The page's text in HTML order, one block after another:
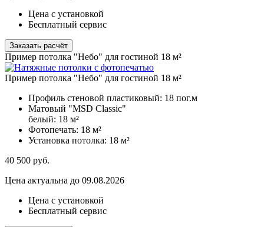
Цена с установкой
Бесплатный сервис
Заказать расчёт
Пример потолка "Небо" для гостиной 18 м²
Пример потолка "Небо" для гостиной 18 м²
Профиль стеновой пластиковый: 18 пог.м
Матовый "MSD Classic"
белый: 18 м²
Фотопечать: 18 м²
Установка потолка: 18 м²
40 500 руб.
Цена актуальна до 09.08.2026
Цена с установкой
Бесплатный сервис